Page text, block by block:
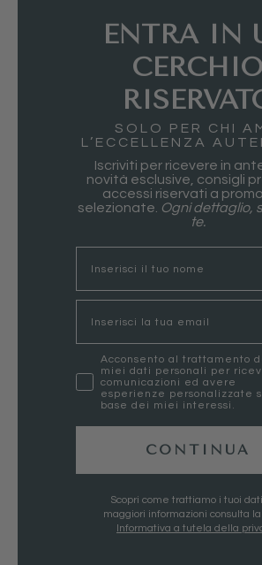
ENTRA IN
CERCHIO
SOLO PER CHI
L’ECCELLENZA
Iscriviti per ricevere in
novità esclusive, consigli
accessi riservati a
selezionate. Ogni dettaglio,
te.
marketing
Acconsento al trattamento
miei dati personali per
comunicazioni ed avere
esperienze personalizzate
base dei miei interessi.
CONTINUA
Scopri come trattiamo i tuoi
maggiori informazioni consulta la
Informativa a tutela della